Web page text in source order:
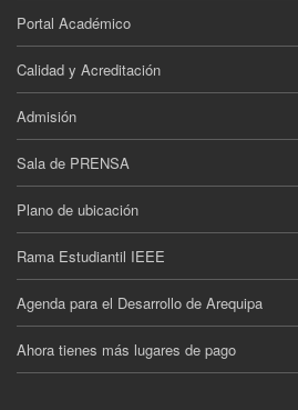
Portal Académico
Calidad y Acreditación
Admisión
Sala de PRENSA
Plano de ubicación
Rama Estudiantil IEEE
Agenda para el Desarrollo de Arequipa
Ahora tienes más lugares de pago